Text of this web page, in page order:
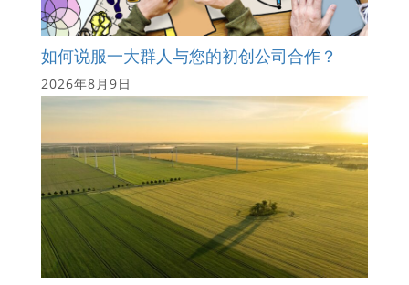
如何说服一大群人与您的初创公司合作？
2026年8月9日